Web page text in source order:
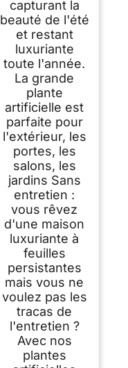
capturant la
beauté de l'été
et restant
luxuriante
toute l'année.
La grande
plante
artificielle est
parfaite pour
l'extérieur, les
portes, les
salons, les
jardins Sans
entretien :
vous rêvez
d'une maison
luxuriante à
feuilles
persistantes
mais vous ne
voulez pas les
tracas de
l'entretien ?
Avec nos
plantes